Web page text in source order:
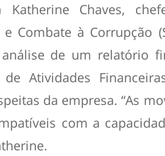
Chaves,
Combate à Corrupção
de um relatório
Atividades
da empresa. “As
com a